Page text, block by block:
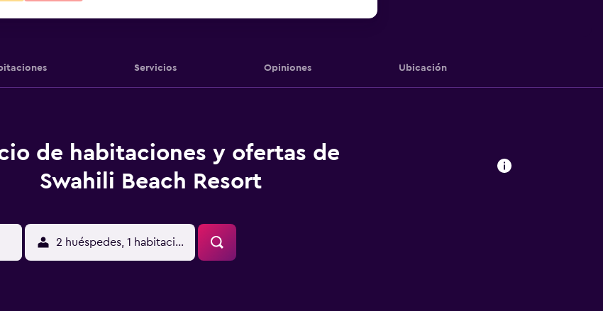
Servicios Opiniones Ubicación
de habitaciones y ofertas de
Swahili Beach Resort
2 huéspedes, 1 habitación